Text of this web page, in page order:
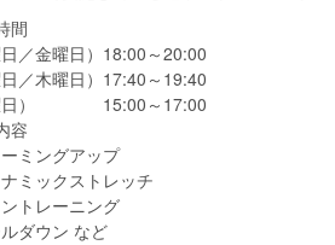
間
／金曜日）18:00～20:00
／木曜日）17:40～19:40
日） 15:00～17:00
容
ミングアップ
ミックストレッチ
トレーニング
ダウン など